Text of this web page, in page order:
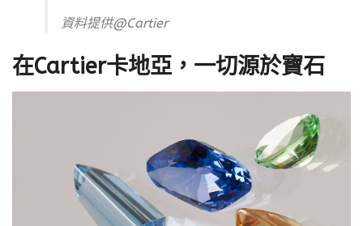
資料提供@Cartier
在Cartier卡地亞，一切源於寶石